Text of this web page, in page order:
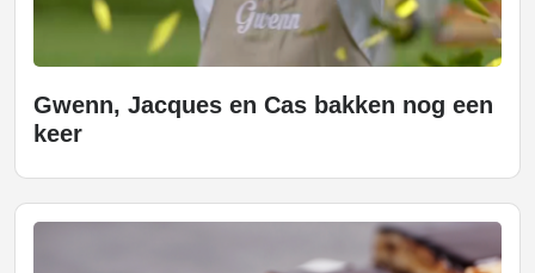
Gwenn, Jacques en Cas bakken nog een
keer